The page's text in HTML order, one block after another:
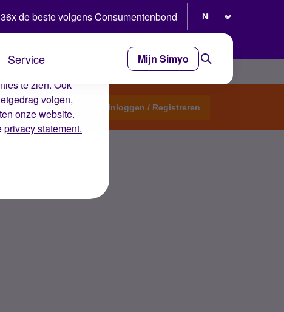
je ervaring op de
te zien. Ook
volgen,
onze website.
privacy statement.
36x de beste volgens Consumentenbond
Service Mijn Simyo
Start een topic Inloggen / Registreren